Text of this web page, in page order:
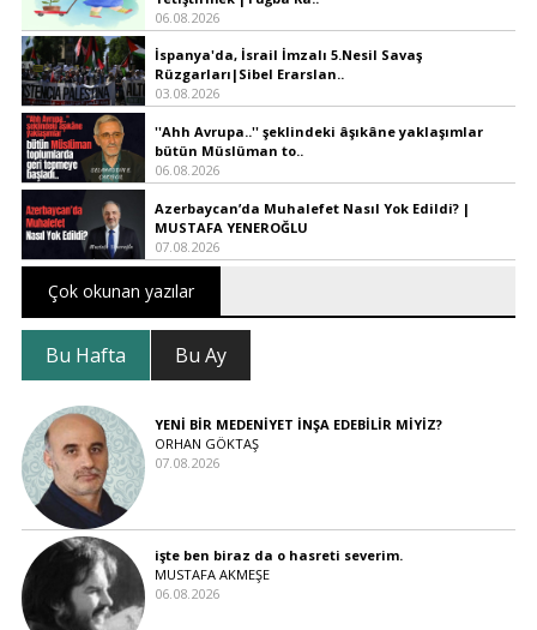
06.08.2026
İspanya'da, İsrail İmzalı 5.Nesil Savaş
Rüzgarları|Sibel Erarslan..
03.08.2026
''Ahh Avrupa..'' şeklindeki âşıkâne yaklaşımlar
bütün Müslüman to..
06.08.2026
Azerbaycan’da Muhalefet Nasıl Yok Edildi? |
MUSTAFA YENEROĞLU
07.08.2026
Çok okunan yazılar
Bu Hafta Bu Ay
YENİ BİR MEDENİYET İNŞA EDEBİLİR MİYİZ?
ORHAN GÖKTAŞ
07.08.2026
işte ben biraz da o hasreti severim.
MUSTAFA AKMEŞE
06.08.2026